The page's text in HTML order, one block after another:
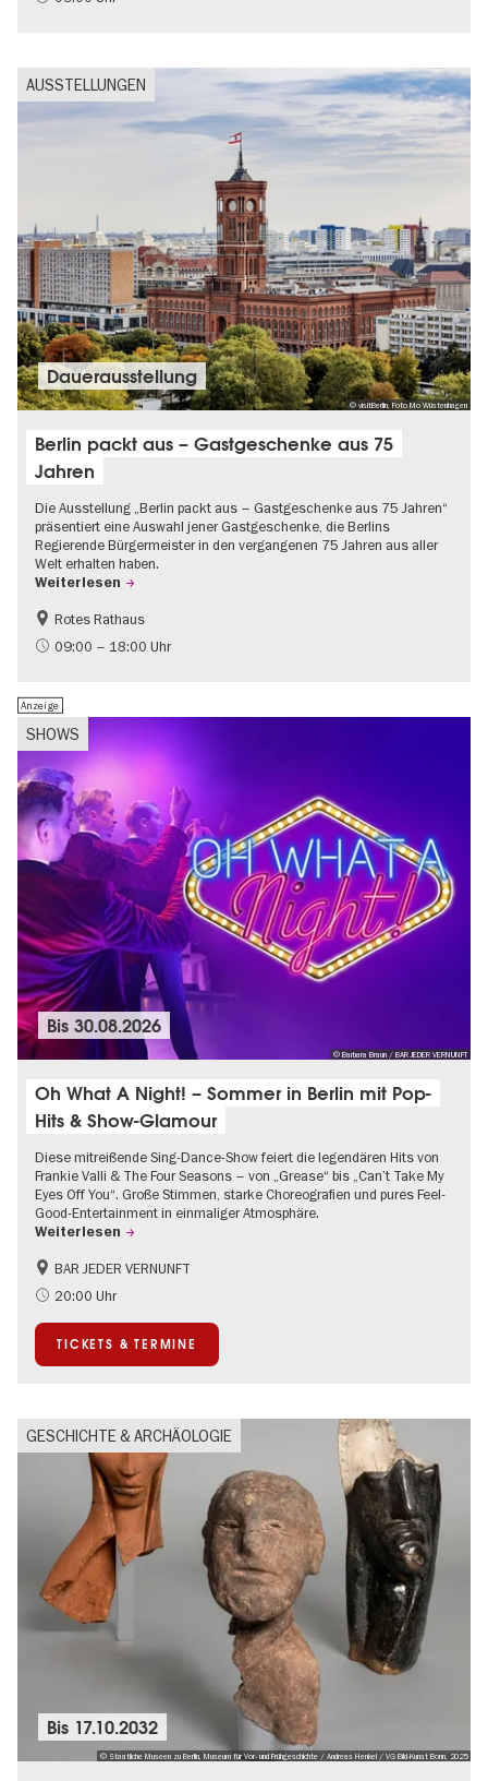
AUSSTELLUNGEN
© visitBerlin, Foto Mo Wüstenhagen
Dauer­aus­stel­lung
Berlin packt aus – Gastgeschenke aus 75
Jahren
Die Ausstellung „Berlin packt aus – Gastgeschenke aus 75 Jahren“
präsentiert eine Auswahl jener Gastgeschenke, die Berlins
Regierende Bürgermeister in den vergangenen 75 Jahren aus aller
Welt erhalten haben.
Weiterlesen
Geschichte
Gratis
Rotes Rathaus
09:00 – 18:00 Uhr
SHOWS
Anzeige
© Barbara Braun / BAR JEDER VERNUNFT
Bis30.08.2026
Oh What A Night! – Sommer in Berlin mit Pop-
Hits & Show-Glamour
Diese mitreißende Sing-Dance-Show feiert die legendären Hits von
Frankie Valli & The Four Seasons – von „Grease“ bis „Can’t Take My
Eyes Off You“. Große Stimmen, starke Choreografien und pures Feel-
Good-Entertainment in einmaliger Atmosphäre.
Weiterlesen
International
Kultursommer
BAR JEDER VERNUNFT
20:00 Uhr
TICKETS & TERMINE
GESCHICHTE & ARCHÄOLOGIE
© Staatliche Museen zu Berlin, Museum für Vor- und Frühgeschichte / Andreas Henkel / VG Bild-Kunst Bonn, 2025
Bis 17.10.2032